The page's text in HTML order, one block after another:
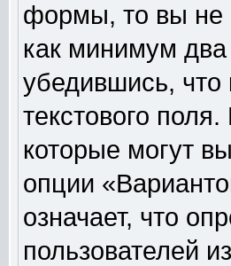
формы, то вы не
как минимум два
убедившись, что
текстового
которые могут
опции
означает, что
пользователей